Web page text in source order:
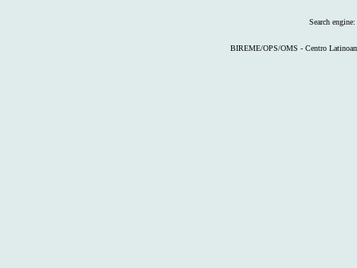
Search engine:
BIREME/OPS/OMS - Centro